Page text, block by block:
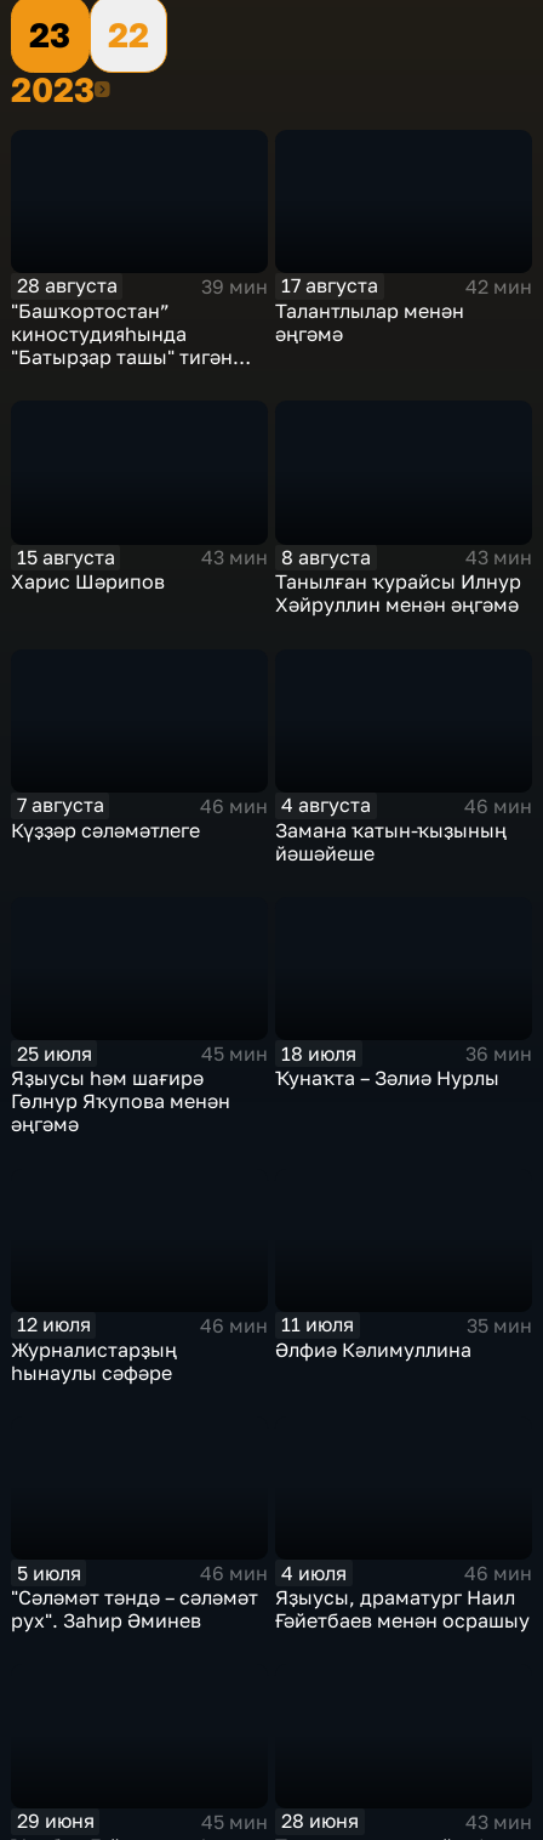
23
22
20232023
28 августа
39 мин
"Башҡортостан”
киностудияһында
"Батырҙар ташы" тигән
17 августа
42 мин
Талантлылар менән
әңгәмә
15 августа
43 мин
Харис Шәрипов
8 августа
43 мин
Танылған ҡурайсы Илнур
Хәйруллин менән әңгәмә
7 августа
46 мин
Күҙҙәр сәләмәтлеге
4 августа
46 мин
Замана ҡатын-ҡыҙының
йәшәйеше
25 июля
45 мин
Яҙыусы һәм шағирә
Гөлнур Яҡупова менән
әңгәмә
18 июля
36 мин
Ҡунаҡта – Зәлиә Нурлы
12 июля
46 мин
Журналистарҙың
һынаулы сәфәре
11 июля
35 мин
Әлфиә Кәлимуллина
5 июля
46 мин
"Сәләмәт тәндә – сәләмәт
рух". Заһир Әминев
4 июля
46 мин
Яҙыусы, драматург Наил
Ғәйетбаев менән осрашыу
29 июня
45 мин
28 июня
43 мин